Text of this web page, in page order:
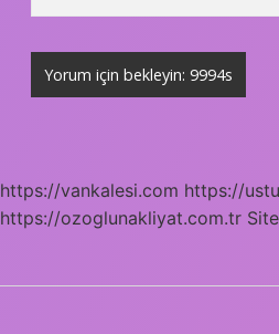
https://vankalesi.com https://
https://ozoglunakliyat.com.tr